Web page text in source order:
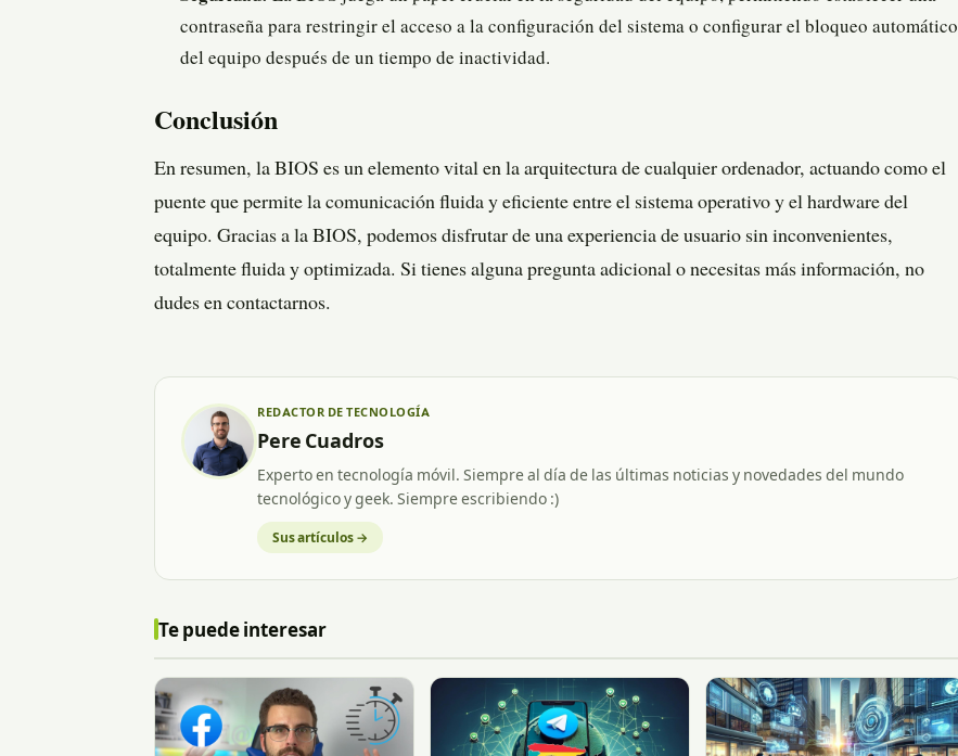
contraseña para restringir el acceso a la configuración del sistema o configurar el bloqueo automático
del equipo después de un tiempo de inactividad.
Conclusión
En resumen, la BIOS es un elemento vital en la arquitectura de cualquier ordenador, actuando como el
puente que permite la comunicación fluida y eficiente entre el sistema operativo y el hardware del
equipo. Gracias a la BIOS, podemos disfrutar de una experiencia de usuario sin inconvenientes,
totalmente fluida y optimizada. Si tienes alguna pregunta adicional o necesitas más información, no
dudes en contactarnos.
REDACTOR DE TECNOLOGÍA
Pere Cuadros
Experto en tecnología móvil. Siempre al día de las últimas noticias y novedades del mundo
tecnológico y geek. Siempre escribiendo :)
Sus artículos →
Te puede interesar